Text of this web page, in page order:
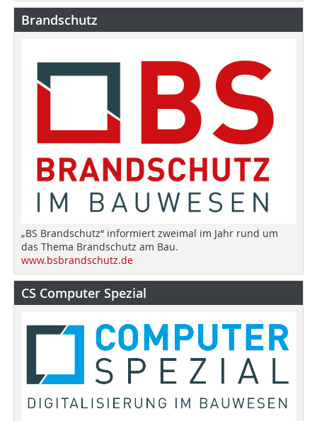
Brandschutz
„BS Brandschutz“ informiert zweimal im Jahr rund um
das Thema Brandschutz am Bau.
www.bsbrandschutz.de
CS Computer Spezial